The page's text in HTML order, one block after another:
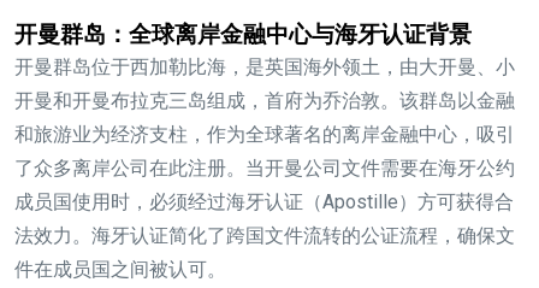
开曼群岛：全球离岸金融中心与海牙认证背景
开曼群岛位于西加勒比海，是英国海外领土，由大开曼、小
开曼和开曼布拉克三岛组成，首府为乔治敦。该群岛以金融
和旅游业为经济支柱，作为全球著名的离岸金融中心，吸引
了众多离岸公司在此注册。当开曼公司文件需要在海牙公约
成员国使用时，必须经过海牙认证（Apostille）方可获得合
法效力。海牙认证简化了跨国文件流转的公证流程，确保文
件在成员国之间被认可。